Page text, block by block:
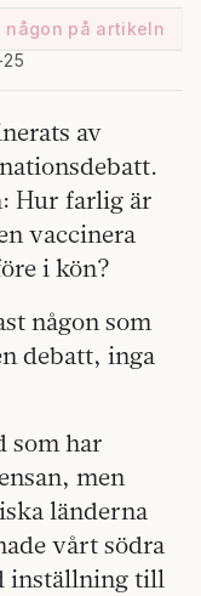
någon på artikeln
av
Hur farlig är
vaccinera
i kön?
någon som
debatt, inga
som har
men
länderna
vårt södra
inställning till